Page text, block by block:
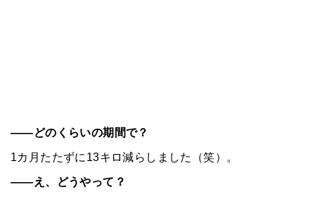
――どのくらいの期間で？
1カ月たたずに13キロ減らしました（笑）。
――え、どうやって？